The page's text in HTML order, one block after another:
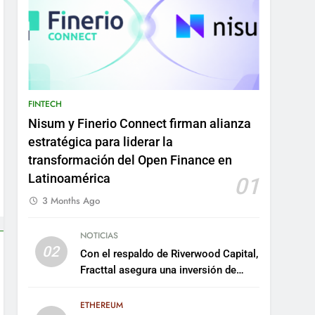
FINTECH
Nisum y Finerio Connect firman alianza
estratégica para liderar la
transformación del Open Finance en
Latinoamérica
01
3 Months Ago
02
NOTICIAS
Con el respaldo de Riverwood Capital,
Fracttal asegura una inversión de
plataforma
ETHEREUM